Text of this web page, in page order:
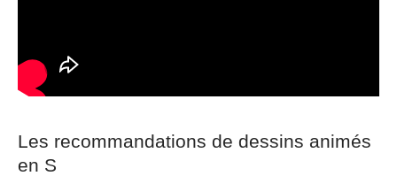
Les recommandations de dessins animés
en S